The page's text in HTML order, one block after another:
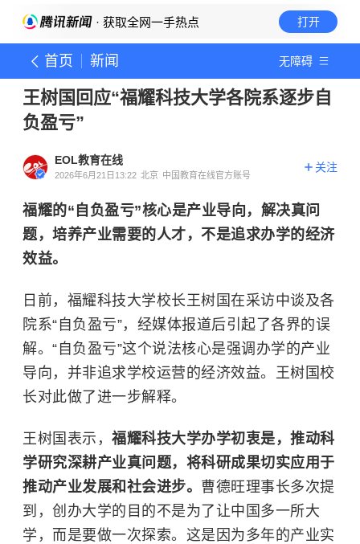
· 获取全网一手热点 打开
首页 新闻 无障碍
王树国回应“福耀科技大学各院系逐步自
负盈亏”
EOL教育在线
2026年6月21日13:22 北京 中国教育在线官方账号
关注
福耀的“自负盈亏”核心是产业导向，解决真问
题，培养产业需要的人才，不是追求办学的经济
效益。
日前，福耀科技大学校长王树国在采访中谈及各
院系“自负盈亏”，经媒体报道后引起了各界的误
解。“自负盈亏”这个说法核心是强调办学的产业
导向，并非追求学校运营的经济效益。王树国校
长对此做了进一步解释。
王树国表示， 福耀科技大学办学初衷是，推动科
学研究深耕产业真问题，将科研成果切实应用于
推动产业发展和社会进步。 曹德旺理事长多次提
到，创办大学的目的不是为了让中国多一所大
学，而是要做一次探索。这是因为多年的产业实